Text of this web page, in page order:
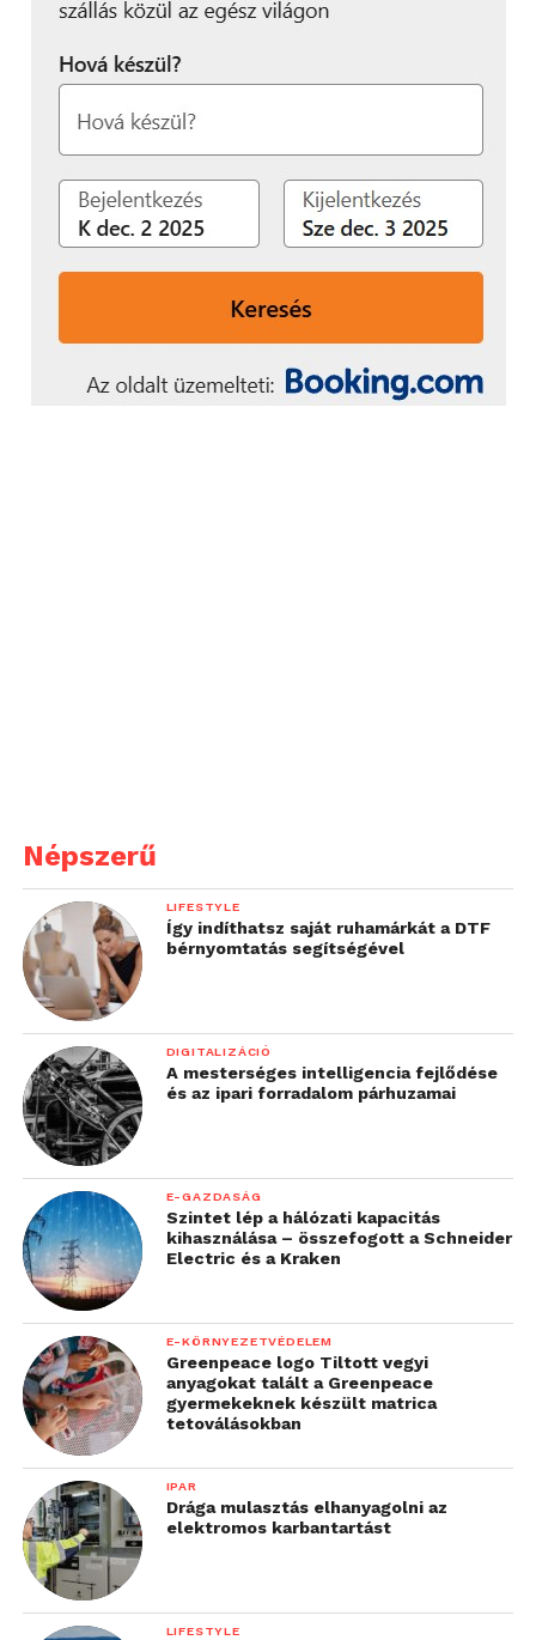
Népszerű
LIFESTYLE
Így indíthatsz saját ruhamárkát a DTF
bérnyomtatás segítségével
DIGITALIZÁCIÓ
A mesterséges intelligencia fejlődése
és az ipari forradalom párhuzamai
E-GAZDASÁG
Szintet lép a hálózati kapacitás
kihasználása – összefogott a Schneider
Electric és a Kraken
E-KÖRNYEZETVÉDELEM
Greenpeace logo Tiltott vegyi
anyagokat talált a Greenpeace
gyermekeknek készült matrica
tetoválásokban
IPAR
Drága mulasztás elhanyagolni az
elektromos karbantartást
LIFESTYLE